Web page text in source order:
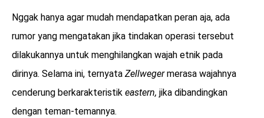
Nggak hanya agar mudah mendapatkan peran aja, ada
rumor yang mengatakan jika tindakan operasi tersebut
dilakukannya untuk menghilangkan wajah etnik pada
dirinya. Selama ini, ternyata Zellwegermerasa wajahnya
cenderung berkarakteristik eastern, jika dibandingkan
dengan teman-temannya.